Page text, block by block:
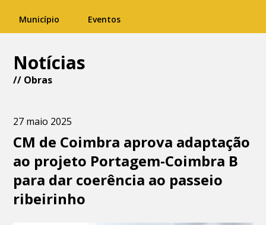
Município Eventos
Notícias
// Obras
27 maio 2025
CM de Coimbra aprova adaptação
ao projeto Portagem-Coimbra B
para dar coerência ao passeio
ribeirinho